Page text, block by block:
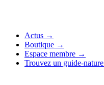
Actus →
Boutique →
Espace membre →
Trouvez un guide-nature